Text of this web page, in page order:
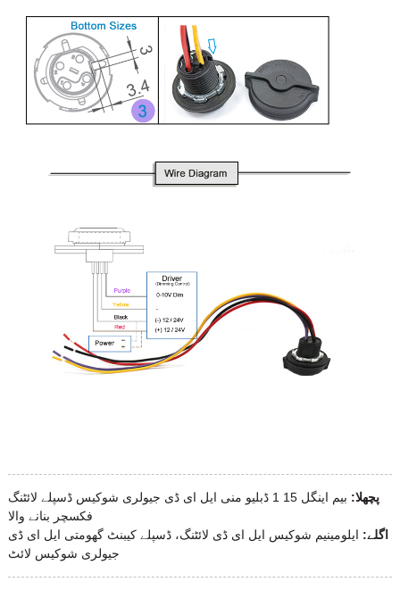
پچھلا:
بیم اینگل 15 1 ڈبلیو منی ایل ای ڈی جیولری شوکیس ڈسپلے لائٹنگ
فکسچر بنانے والا
اگلے: ایلومینیم شوکیس ایل ای ڈی لائٹنگ، ڈسپلے کیبنٹ گھومتی ایل ای ڈی
جیولری شوکیس لائٹ